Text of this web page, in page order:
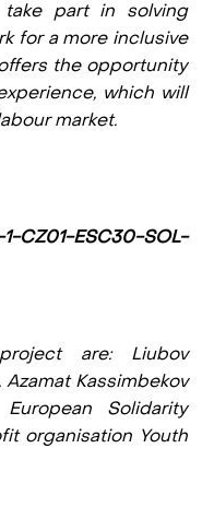
part in solving
for a more inclusive
the opportunity
which will
market.
CZ01-ESC30-SOL-
are: Liubov
Azamat Kassimbekov
Solidarity
organisation Youth